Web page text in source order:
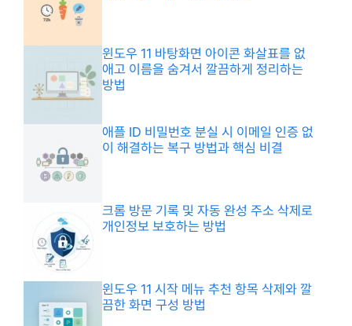
윈도우 11 바탕화면 아이콘 화살표를 없
애고 이름을 숨겨서 깔끔하게 정리하는
방법
애플 ID 비밀번호 분실 시 이메일 인증 없
이 해결하는 복구 방법과 핵심 비결
크롬 방문 기록 및 자동 완성 주소 삭제로
개인정보 보호하는 방법
윈도우 11 시작 메뉴 추천 항목 삭제와 깔
끔한 화면 구성 방법